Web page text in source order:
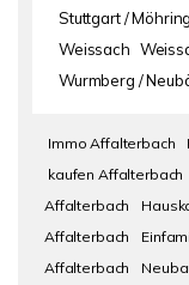
Stuttgart /
Weissach
Wurmberg /
Immo Affalterbach
kaufen Affalterbach
Affalterbach
Affalterbach
Affalterbach